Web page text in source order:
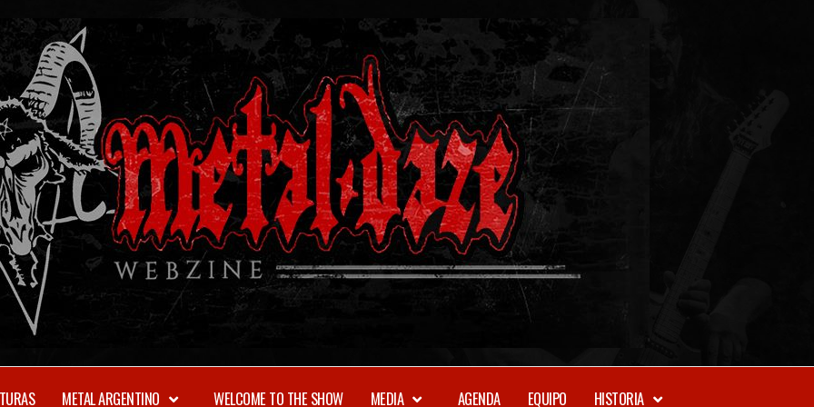
METAL ARGENTINO WELCOME TO THE SHOW MEDIA AGENDA EQUIPO HISTORIA